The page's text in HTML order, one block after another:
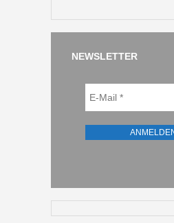
NEWSLETTER